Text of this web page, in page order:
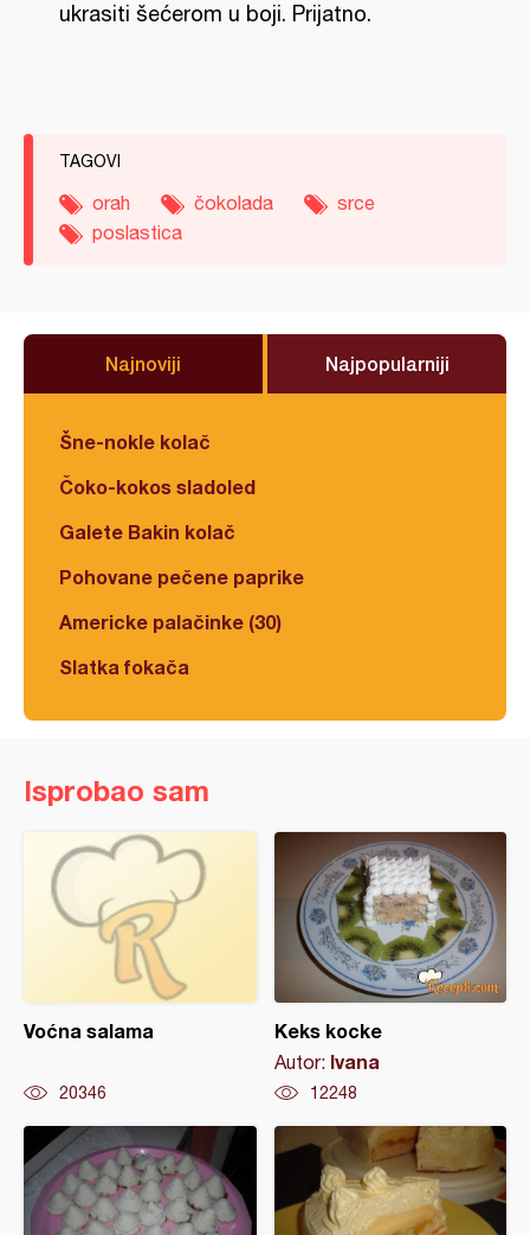
ukrasiti šećerom u boji. Prijatno.
TAGOVI
orah čokolada
srce
poslastica
Najnoviji Najpopularniji
Šne-nokle kolač
Čoko-kokos sladoled
Galete Bakin kolač
Pohovane pečene paprike
Americke palačinke (30)
Slatka fokača
Isprobao sam
Voćna salama
20346
Keks kocke
Autor: Ivana
12248